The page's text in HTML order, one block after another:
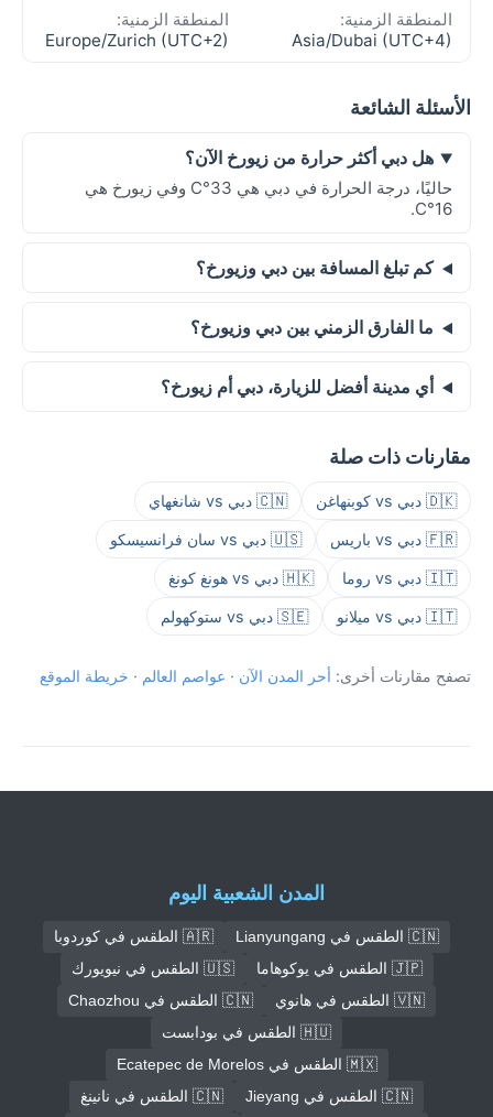
المنطقة الزمنية:
Asia/Dubai (UTC+4)
المنطقة الزمنية:
Europe/Zurich (UTC+2)
الأسئلة الشائعة
هل دبي أكثر حرارة من زيورخ الآن؟
حاليًا، درجة الحرارة في دبي هي 33°C وفي زيورخ هي
16°C.
كم تبلغ المسافة بين دبي وزيورخ؟
ما الفارق الزمني بين دبي وزيورخ؟
أي مدينة أفضل للزيارة، دبي أم زيورخ؟
مقارنات ذات صلة
🇩🇰 دبي vs كوبنهاغن 🇨🇳 دبي vs شانغهاي
🇫🇷 دبي vs باريس 🇺🇸 دبي vs سان فرانسيسكو
🇮🇹 دبي vs روما 🇭🇰 دبي vs هونغ كونغ
🇮🇹 دبي vs ميلانو 🇸🇪 دبي vs ستوكهولم
تصفح مقارنات أخرى: أحر المدن الآن · عواصم العالم · خريطة الموقع
المدن الشعبية اليوم
🇨🇳 الطقس في Lianyungang
🇦🇷 الطقس في كوردوبا
🇯🇵 الطقس في يوكوهاما
🇺🇸 الطقس في نيويورك
🇻🇳 الطقس في هانوي
🇨🇳 الطقس في Chaozhou
🇭🇺 الطقس في بودابست
🇲🇽 الطقس في Ecatepec de Morelos
🇨🇳 الطقس في Jieyang
🇨🇳 الطقس في نانينغ